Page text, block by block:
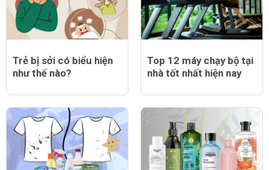
Trẻ bị sởi có biểu hiện
như thế nào?
Top 12 máy chạy bộ tại
nhà tốt nhất hiện nay